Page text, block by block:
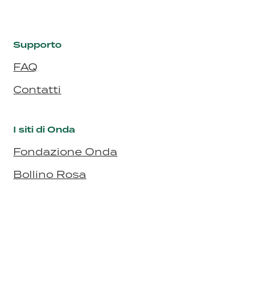
Supporto
FAQ
Contatti
I siti di Onda
Fondazione Onda
Bollino Rosa